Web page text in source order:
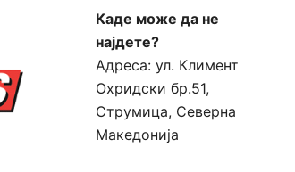
Каде може да не
најдете?
Адреса: ул. Климент
Охридски бр.51,
Струмица, Северна
Македонија